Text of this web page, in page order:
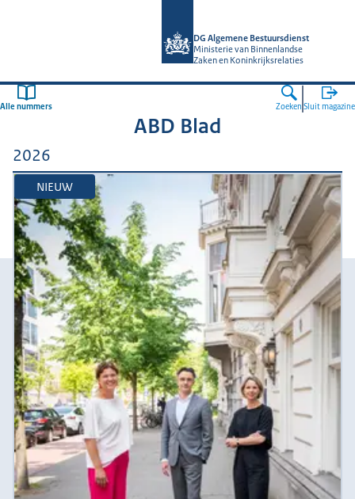
DG Algemene Bestuursdienst
Ministerie van Binnenlandse
Zaken en Koninkrijksrelaties
Alle nummers Zoeken Sluit magazine
ABD Blad
2026
NIEUW